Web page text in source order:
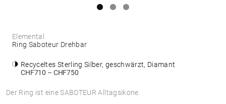
Der Ring ist eine SABOTEUR Alltagsikone.
Elemental
Ring Saboteur Drehbar
Recyceltes Sterling Silber, geschwärzt, Diamant
CHF710 – CHF750